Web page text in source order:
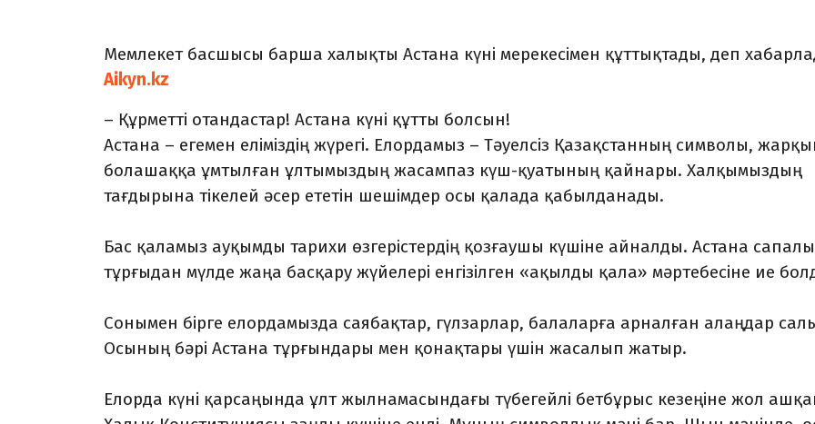
Мемлекет басшысы барша халықты Астана күні мерекесімен құттықтады, деп
Aikyn.kz
– Құрметті отандастар! Астана күні құтты болсын!
Астана – егемен еліміздің жүрегі. Елордамыз – Тәуелсіз Қазақстанның символы,
болашаққа ұмтылған ұлтымыздың жасампаз күш-қуатының қайнары. Халқымыздың
тағдырына тікелей әсер ететін шешімдер осы қалада қабылданады.
Бас қаламыз ауқымды тарихи өзгерістердің қозғаушы күшіне айналды. Астана
тұрғыдан мүлде жаңа басқару жүйелері енгізілген «ақылды қала» мәртебесіне ие
Сонымен бірге елордамызда саябақтар, гүлзарлар, балаларға арналған алаңдар
Осының бәрі Астана тұрғындары мен қонақтары үшін жасалып жатыр.
Елорда күні қарсаңында ұлт жылнамасындағы түбегейлі бетбұрыс кезеңіне жол